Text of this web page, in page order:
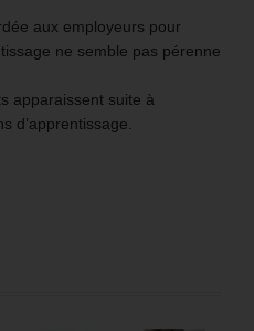
aux employeurs pour
ne semble pas pérenne
apparaissent suite à
d’apprentissage.